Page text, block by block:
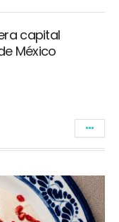
capital
México